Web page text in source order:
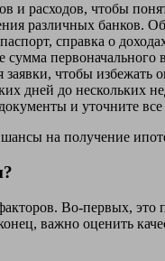
и расходов, чтобы
различных банков.
справка о
сумма первоначального
заявки, чтобы избежать
дней до нескольких
и уточните
на получение
Во-первых,
важно оценить